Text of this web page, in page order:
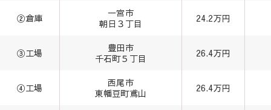
②倉庫
一宮市
朝日３丁目
24.2万円
③工場
豊田市
千石町５丁目
26.4万円
④工場
西尾市
東幡豆町鳶山
26.4万円